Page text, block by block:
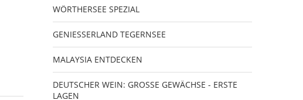
WÖRTHERSEE SPEZIAL
GENIESSERLAND TEGERNSEE
MALAYSIA ENTDECKEN
DEUTSCHER WEIN: GROSSE GEWÄCHSE - ERSTE
LAGEN